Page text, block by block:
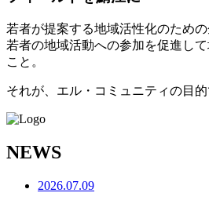
若者が提案する地域活性化のための
若者の地域活動への参加を促進し
こと。
それが、エル・コミュニティの目的
NEWS
2026.07.09